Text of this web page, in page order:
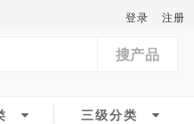
登录 注册
搜产品
三级分类